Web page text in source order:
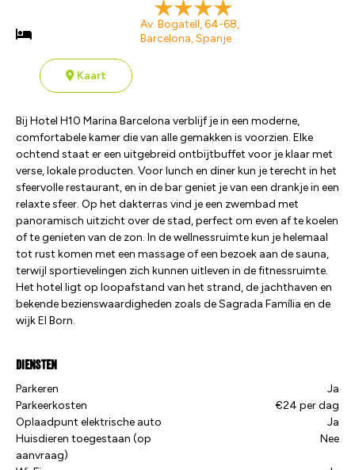
Av. Bogatell, 64-68,
Barcelona, Spanje
Kaart
Bij Hotel H10 Marina Barcelona verblijf je in een moderne,
comfortabele kamer die van alle gemakken is voorzien. Elke
ochtend staat er een uitgebreid ontbijtbuffet voor je klaar met
verse, lokale producten. Voor lunch en diner kun je terecht in het
sfeervolle restaurant, en in de bar geniet je van een drankje in een
relaxte sfeer. Op het dakterras vind je een zwembad met
panoramisch uitzicht over de stad, perfect om even af te koelen
of te genieten van de zon. In de wellnessruimte kun je helemaal
tot rust komen met een massage of een bezoek aan de sauna,
terwijl sportievelingen zich kunnen uitleven in de fitnessruimte.
Het hotel ligt op loopafstand van het strand, de jachthaven en
bekende bezienswaardigheden zoals de Sagrada Família en de
wijk El Born.
Diensten
Parkeren
Ja
Parkeerkosten
€24 per dag
Oplaadpunt elektrische auto
Ja
Huisdieren toegestaan (op
aanvraag)
Nee